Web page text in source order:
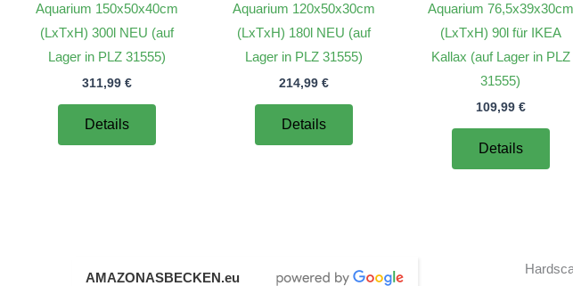
Aquarium 150x50x40cm
(LxTxH) 300l NEU (auf
Lager in PLZ 31555)
311,99€
Details
Aquarium 120x50x30cm
(LxTxH) 180l NEU (auf
Lager in PLZ 31555)
214,99 €
Details
Aquarium 76,5x39x30cm
(LxTxH) 90l für IKEA
Kallax (auf Lager in PLZ
31555)
109,99 €
Details
AMAZONASBECKEN.eu